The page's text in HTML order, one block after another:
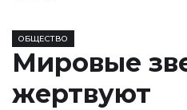
ОБЩЕСТВО
Мировые
жертвуют